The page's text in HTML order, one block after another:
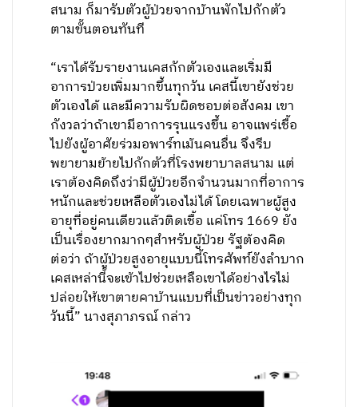
สนาม ก็มารับตัวผู้ป่วยจากบ้านพักไปกักตัว
ตามขั้นตอนทันที
“เราได้รับรายงานเคสกักตัวเองและเริ่มมี
อาการป่วยเพิ่มมากขึ้นทุกวัน เคสนี้เขายังช่วย
ตัวเองได้ และมีความรับผิดชอบต่อสังคม เขา
กังวลว่าถ้าเขามีอาการรุนแรงขึ้น อาจแพร่เชื้อ
ไปยังผู้อาศัยร่วมอพาร์ทเม้นคนอื่น จึงรีบ
พยายามย้ายไปกักตัวที่โรงพยาบาลสนาม แต่
เราต้องคิดถึงว่ามีผู้ป่วยอีกจำนวนมากที่อาการ
หนักและช่วยเหลือตัวเองไม่ได้ โดยเฉพาะผู้สูง
อายุที่อยู่คนเดียวแล้วติดเชื้อ แค่โทร 1669 ยัง
เป็นเรื่องยากมากๆสำหรับผู้ป่วย รัฐต้องคิด
ต่อว่า ถ้าผู้ป่วยสูงอายุแบบนี้โทรศัพท์ยังลำบาก
เคสเหล่านี้จะเข้าไปช่วยเหลือเขาได้อย่างไรไม่
ปล่อยให้เขาตายคาบ้านแบบที่เป็นข่าวอย่างทุก
วันนี้” นางสุภาภรณ์ กล่าว